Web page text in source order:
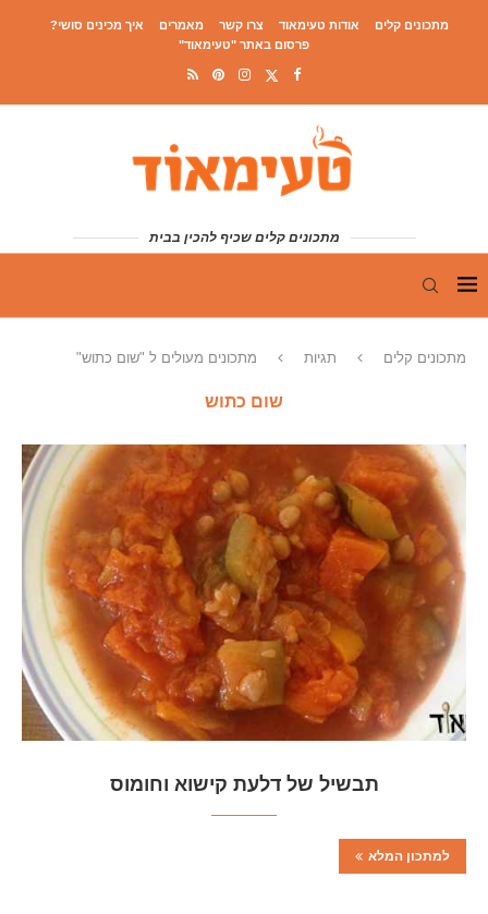
מתכונים קלים אודות טעימאוד צרו קשר מאמרים
איך מכינים סושי?
פרסום באתר "טעימאוד"
מתכונים קלים שכיף להכין בבית
מתכונים קלים תגיות מתכונים מעולים ל "שום כתוש"
שום כתוש
תבשיל של דלעת קישוא וחומוס
למתכון המלא